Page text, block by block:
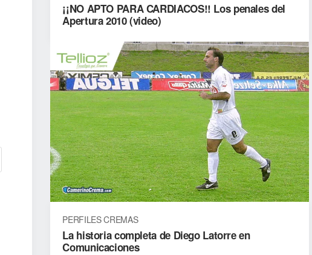
¡¡NO APTO PARA CARDIACOS!! Los penales del
Apertura 2010 (video)
PERFILES CREMAS
La historia completa de Diego Latorre en
Comunicaciones